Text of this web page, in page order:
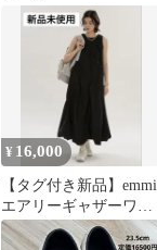
¥ 16,000
【タグ付き新品】emmi
エアリーギャザーワン
ピース